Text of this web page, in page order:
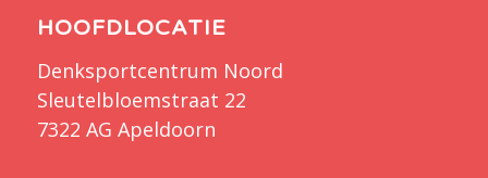
HOOFDLOCATIE
Denksportcentrum Noord
Sleutelbloemstraat 22
7322 AG Apeldoorn